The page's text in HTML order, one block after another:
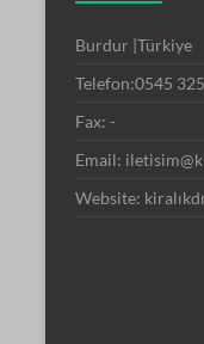
Burdur |Türkiye
Telefon:0545
Fax: -
Email:
Website: